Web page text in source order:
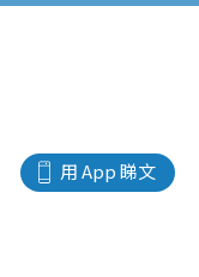
用 App 睇文